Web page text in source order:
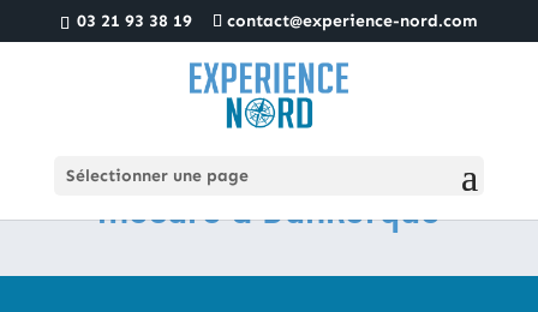
03 21 93 38 19 contact@experience-nord.com
Sélectionner une page
Votre séminaire sur-
mesure à Dunkerque